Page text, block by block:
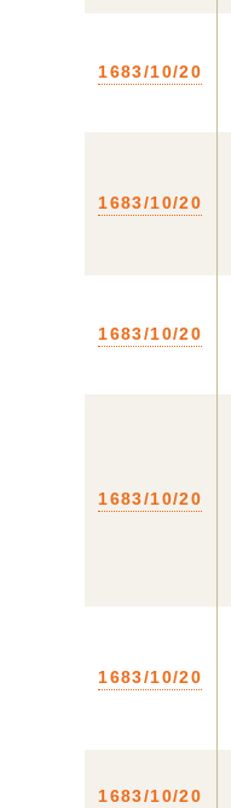
1683/10/20
1683/10/20
1683/10/20
1683/10/20
1683/10/20
1683/10/20